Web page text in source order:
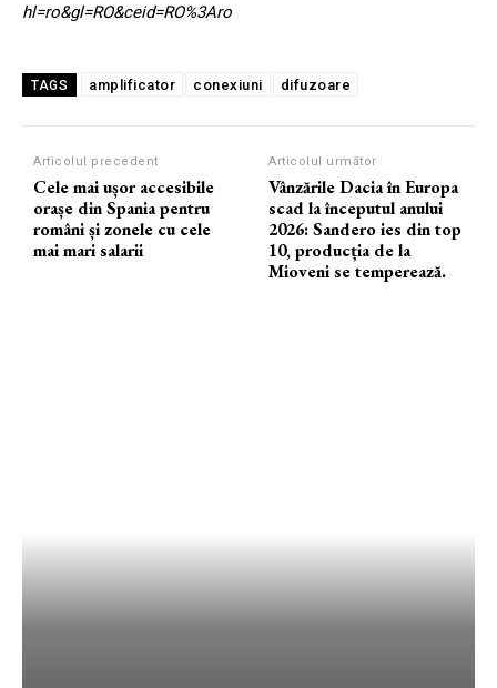
hl=ro&gl=RO&ceid=RO%3Aro
TAGS amplificator conexiuni difuzoare
Articolul precedent
Cele mai ușor accesibile
orașe din Spania pentru
români și zonele cu cele
mai mari salarii
Articolul următor
Vânzările Dacia în Europa
scad la începutul anului
2026: Sandero ies din top
10, producția de la
Mioveni se temperează.